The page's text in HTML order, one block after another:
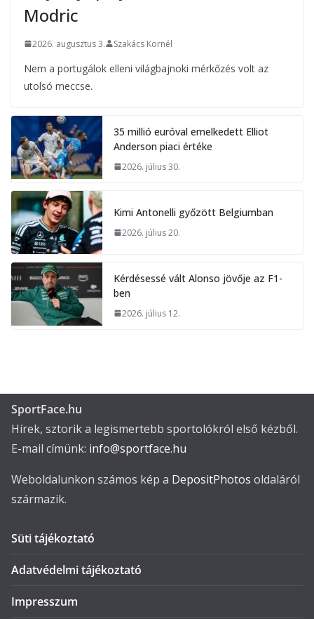
Modric
2026. augusztus 3. Szakács Kornél
Nem a portugálok elleni világbajnoki mérkőzés volt az
utolsó meccse.
35 millió euróval emelkedett Elliot
Anderson piaci értéke
2026. július 30.
Kimi Antonelli győzött Belgiumban
2026. július 20.
Kérdésessé vált Alonso jövője az F1-
ben
2026. július 12.
SportFace.hu
Hírek, sztorik a legismertebb sportolókról első kézből.
E-mail címünk: info@sportface.hu
Weboldalunkon számos kép a DepositPhotos oldaláról
származik.
Süti tájékoztató
Adatvédelmi tájékoztató
Impresszum